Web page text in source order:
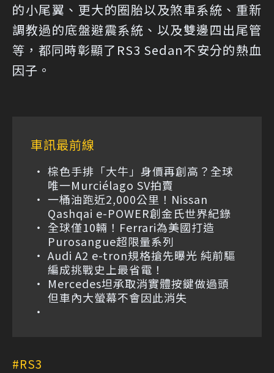
的小尾翼、更大的圈胎以及煞車系統、重新
調教過的底盤避震系統、以及雙邊四出尾管
等，都同時彰顯了RS3 Sedan不安分的熱血
因子。
車訊最前線
棕色手排「大牛」身價再創高？全球
唯一Murciélago SV拍賣
一桶油跑近2,000公里！Nissan
Qashqai e-POWER創金氏世界紀錄
全球僅10輛！Ferrari為美國打造
Purosangue超限量系列
Audi A2 e-tron規格搶先曝光 純前驅
編成挑戰史上最省電！
Mercedes坦承取消實體按鍵做過頭
但車內大螢幕不會因此消失
RS3